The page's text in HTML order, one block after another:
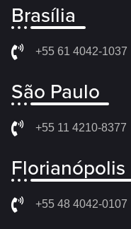
Brasília
+55 61 4042-1037
São Paulo
+55 11 4210-8377
Florianópolis
+55 48 4042-0107